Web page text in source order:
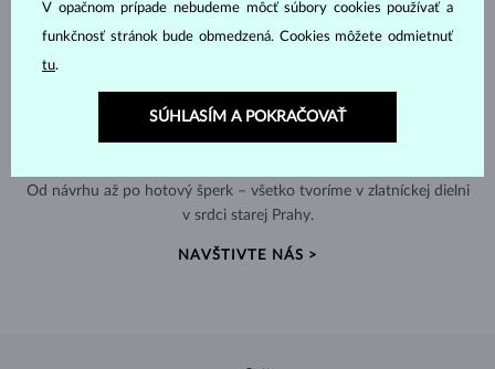
Od návrhu až po hotový šperk – všetko tvoríme v zlatníckej dielni
v srdci starej Prahy.
NAVŠTIVTE NÁS >
V opačnom prípade nebudeme môcť súbory cookies používať a
funkčnosť stránok bude obmedzená. Cookies môžete odmietnuť
tu.
SÚHLASÍM A POKRAČOVAŤ